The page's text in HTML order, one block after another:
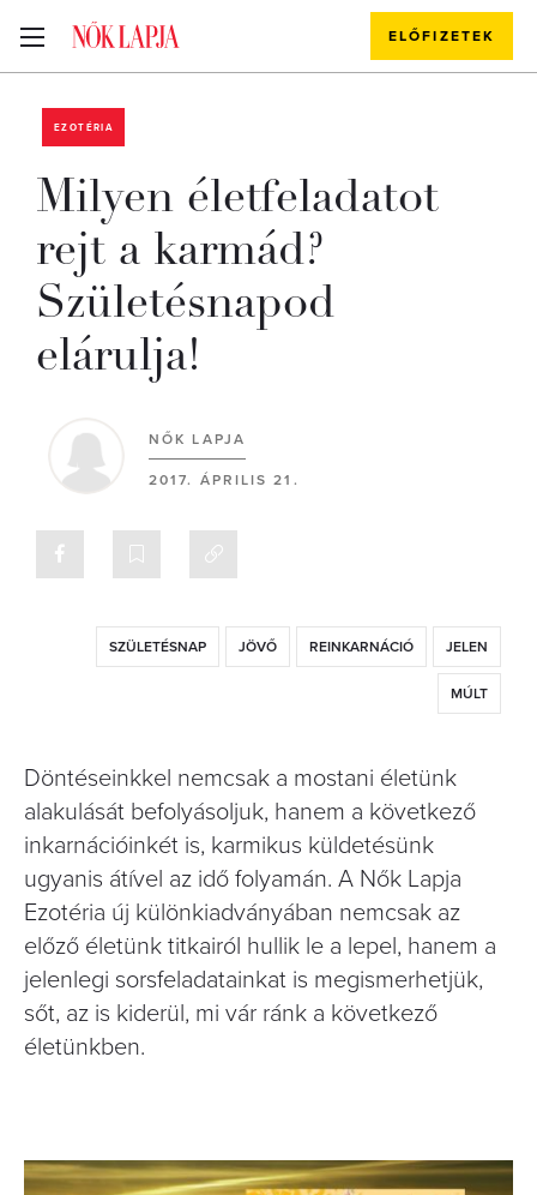
ELŐFIZETEK
EZOTÉRIA
Milyen életfeladatot
rejt a karmád?
Születésnapod
elárulja!
NŐK LAPJA
2017. ÁPRILIS 21.
SZÜLETÉSNAP JÖVŐ REINKARNÁCIÓ JELEN
MÚLT
Döntéseinkkel nemcsak a mostani életünk
alakulását befolyásoljuk, hanem a következő
inkarnációinkét is, karmikus küldetésünk
ugyanis átível az idő folyamán. A Nők Lapja
Ezotéria új különkiadványában nemcsak az
előző életünk titkairól hullik le a lepel, hanem a
jelenlegi sorsfeladatainkat is megismerhetjük,
sőt, az is kiderül, mi vár ránk a következő
életünkben.